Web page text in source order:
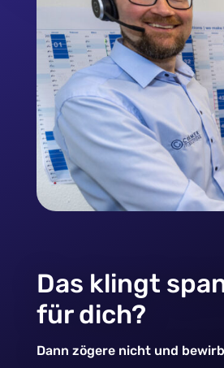
Das klingt
für dich?
Dann zögere nicht und